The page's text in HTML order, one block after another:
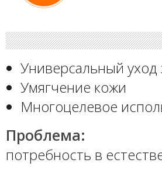
Универсальный уход
Умягчение кожи
Многоцелевое
Проблема:
потребность в